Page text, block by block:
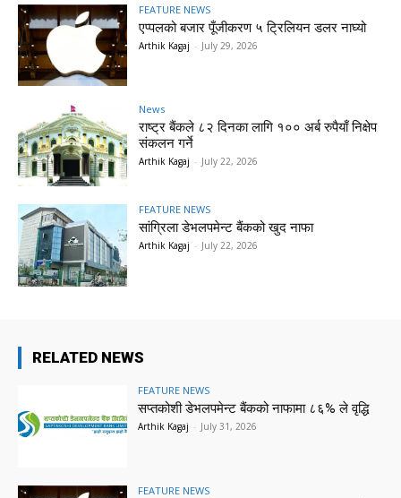
FEATURE NEWS
एप्पलको बजार पूँजीकरण ५ ट्रिलियन डलर नाघ्यो
Arthik Kagaj - July 29, 2026
News
राष्ट्र बैंकले ८२ दिनका लागि १०० अर्ब रुपैयाँ निक्षेप
संकलन गर्ने
Arthik Kagaj - July 22, 2026
FEATURE NEWS
सांग्रिला डेभलपमेन्ट बैंकको खुद नाफा
Arthik Kagaj - July 22, 2026
RELATED NEWS
FEATURE NEWS
सप्तकोशी डेभलपमेन्ट बैंकको नाफामा ८६% ले वृद्धि
Arthik Kagaj - July 31, 2026
FEATURE NEWS